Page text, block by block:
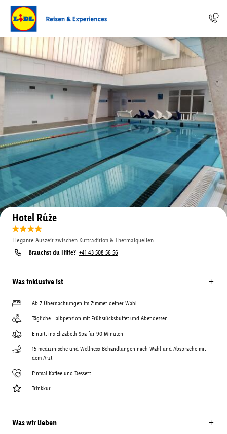
Auf der Karte anzeigen
Hotel Růže
Elegante Auszeit zwischen Kurtradition & Thermalquellen
Brauchst du Hilfe? +41 43 508 56 56
Was inklusive ist
Ab 7 Übernachtungen im Zimmer deiner Wahl
Tägliche Halbpension mit Frühstücksbuffet und Abendessen
Eintritt ins Elizabeth Spa für 90 Minuten
15 medizinische und Wellness-Behandlungen nach Wahl und Absprache mit
dem Arzt
Einmal Kaffee und Dessert
Trinkkur
Was wir lieben